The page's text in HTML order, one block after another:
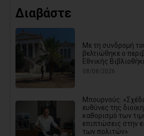
Διαβάστε
Με τη συνδρομή
βελτιώθηκε ο
Εθνικής
08/08/2026
Μπουρνούς:
ευθύνες της
καθορισμό των
επιπτώσεις στην
των πολιτών»